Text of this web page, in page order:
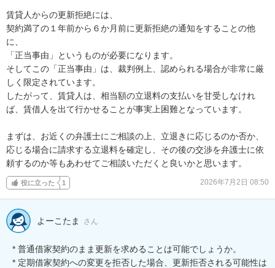
賃貸人からの更新拒絶には、
契約満了の１年前から６か月前に更新拒絶の通知をすることの他
に、
「正当事由」というものが必要になります。
そしてこの「正当事由」は、裁判例上、認められる場合が非常に厳
しく限定されています。
したがって、賃貸人は、相当額の立退料の支払いを甘受しなけれ
ば、賃借人を出て行かせることが事実上困難となっています。
まずは、お近くの弁護士にご相談の上、立退きに応じるのか否か、
応じる場合に請求する立退料を確定し、その後の交渉を弁護士に依
頼するのか等もあわせてご相談いただくと良いかと思います。
役に立った 1 2026年7月2日 08:50
よーこたま さん
* 普通借家契約のまま更新を求めることは可能でしょうか。
* 定期借家契約への変更を拒否した場合、更新拒否される可能性は